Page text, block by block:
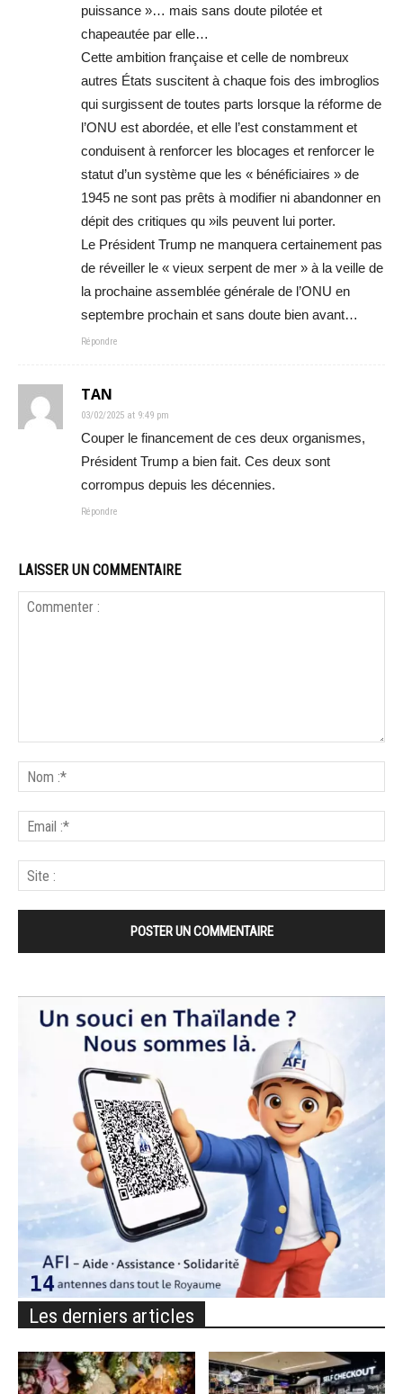
puissance »… mais sans doute pilotée et
chapeautée par elle…
Cette ambition française et celle de nombreux
autres États suscitent à chaque fois des imbroglios
qui surgissent de toutes parts lorsque la réforme de
l’ONU est abordée, et elle l’est constamment et
conduisent à renforcer les blocages et renforcer le
statut d’un système que les « bénéficiaires » de
1945 ne sont pas prêts à modifier ni abandonner en
dépit des critiques qu »ils peuvent lui porter.
Le Président Trump ne manquera certainement pas
de réveiller le « vieux serpent de mer » à la veille de
la prochaine assemblée générale de l’ONU en
septembre prochain et sans doute bien avant…
Répondre
TAN
03/02/2025 at 9:49 pm
Couper le financement de ces deux organismes,
Président Trump a bien fait. Ces deux sont
corrompus depuis les décennies.
Répondre
LAISSER UN COMMENTAIRE
Les derniers articles